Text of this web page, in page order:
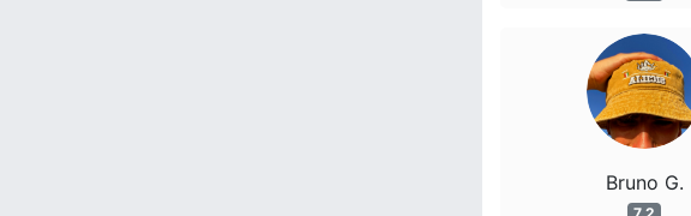
Bruno G.